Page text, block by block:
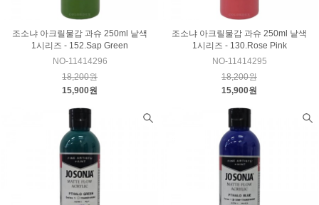
조소냐 아크릴물감 과슈 250ml 낱색
1시리즈 - 152.Sap Green
NO-11414296
18,200원
15,900원
조소냐 아크릴물감 과슈 250ml 낱색
1시리즈 - 130.Rose Pink
NO-11414295
18,200원
15,900원